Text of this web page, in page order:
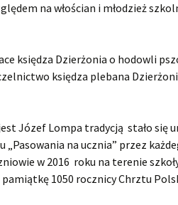
na włościan i młodzież
księdza Dzierżonia o hodowli
księdza plebana
Józef Lompa tradycją stało się
„Pasowania na ucznia” przez
w 2016 roku na terenie
1050 rocznicy Chrztu